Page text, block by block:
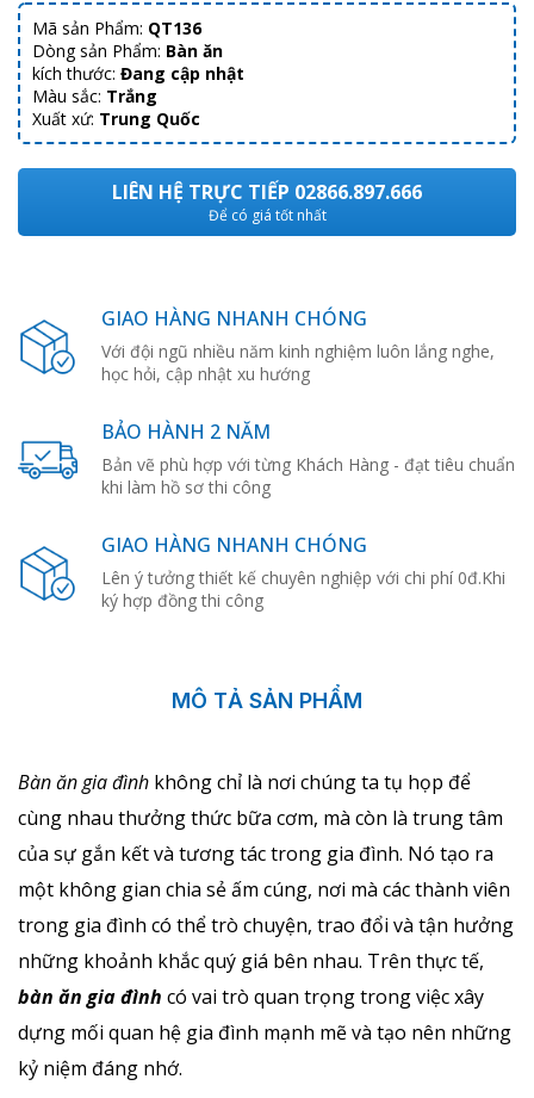
Mã sản Phẩm: QT136
Dòng sản Phẩm: Bàn ăn
kích thước: Đang cập nhật
Màu sắc: Trắng
Xuất xứ: Trung Quốc
LIÊN HỆ TRỰC TIẾP 02866.897.666
Để có giá tốt nhất
GIAO HÀNG NHANH CHÓNG
Với đội ngũ nhiều năm kinh nghiệm luôn lắng nghe,
học hỏi, cập nhật xu hướng
BẢO HÀNH 2 NĂM
Bản vẽ phù hợp với từng Khách Hàng - đạt tiêu chuẩn
khi làm hồ sơ thi công
GIAO HÀNG NHANH CHÓNG
Lên ý tưởng thiết kế chuyên nghiệp với chi phí 0đ.Khi
ký hợp đồng thi công
MÔ TẢ SẢN PHẨM
Bàn ăn gia đình không chỉ là nơi chúng ta tụ họp để
cùng nhau thưởng thức bữa cơm, mà còn là trung tâm
của sự gắn kết và tương tác trong gia đình. Nó tạo ra
một không gian chia sẻ ấm cúng, nơi mà các thành viên
trong gia đình có thể trò chuyện, trao đổi và tận hưởng
những khoảnh khắc quý giá bên nhau. Trên thực tế,
bàn ăn gia đình có vai trò quan trọng trong việc xây
dựng mối quan hệ gia đình mạnh mẽ và tạo nên những
kỷ niệm đáng nhớ.